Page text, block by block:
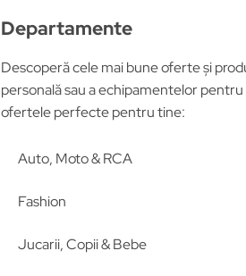
Departamente
Descoperă cele mai bune oferte și
personală sau a echipamentelor
ofertele perfecte pentru tine:
Auto, Moto & RCA
Fashion
Jucarii, Copii & Bebe